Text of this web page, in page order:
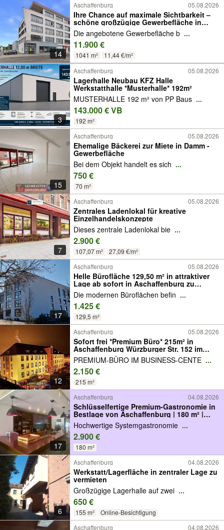
14
Aschaffenburg 05.08.2026
Ihre Chance auf maximale Sichtbarkeit –
schöne großzügige Gewerbefläche in
Bestlage
Die angebotene Gewerbefläche b ...
11.900 €
1041 m² 11,44 €/m²
3
Aschaffenburg 05.08.2026
Lagerhalle Neubau KFZ Halle
Werkstatthalle *Musterhalle* 192m²
MUSTERHALLE 192 m² von PP Baus ...
143.000 € VB
192 m²
15
Aschaffenburg 05.08.2026
Ehemalige Bäckerei zur Miete in Damm -
Gewerbefläche
Bei dem Objekt handelt es sich ...
750 €
70 m²
7
Aschaffenburg 05.08.2026
Zentrales Ladenlokal für kreative
Einzelhandelskonzepte
Dieses zentrale Ladenlokal bie ...
2.900 €
107,07 m² 27,09 €/m²
17
Aschaffenburg 05.08.2026
Helle Bürofläche 129,50 m² in attraktiver
Lage ab sofort in Aschaffenburg zu
vermieten (34423)
Die modernen Büroflächen befin ...
1.425 €
129,5 m²
12
Aschaffenburg 05.08.2026
Sofort frei *Premium Büro* 215m² in
Aschaffenburg Würzburger Str. 152 im
Business Center
PREMIUM-BÜRO IM BUSINESS-CENTE ...
2.150 €
215 m²
17
Aschaffenburg 04.08.2026
Schlüsselfertige Premium-Gastronomie in
Bestlage von Aschaffenburg | 180 m² |
Sofort betriebsbereit
Hochwertige Systemgastronomie ...
2.900 €
180 m²
6
Aschaffenburg 04.08.2026
Werkstatt/Lagerfläche in zentraler Lage zu
vermieten
Großzügige Lagerhalle auf zwei ...
650 €
155 m²
Online-Besichtigung
Aschaffenburg
04.08.2026